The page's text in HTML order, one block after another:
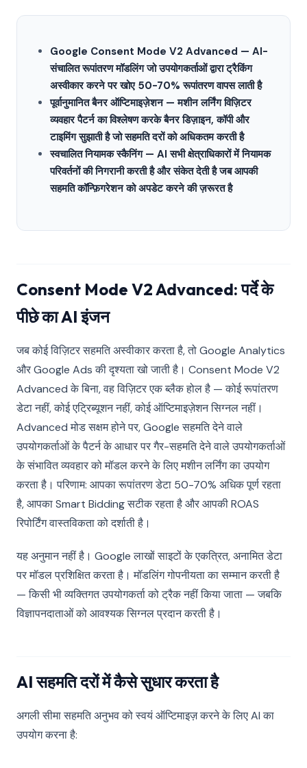
Google Consent Mode V2 Advanced — AI-
संचालित रूपांतरण मॉडलिंग जो उपयोगकर्ताओं द्वारा ट्रैकिंग
अस्वीकार करने पर खोए 50-70% रूपांतरण वापस लाती है
पूर्वानुमानित बैनर ऑप्टिमाइज़ेशन — मशीन लर्निंग विज़िटर
व्यवहार पैटर्न का विश्लेषण करके बैनर डिज़ाइन, कॉपी और
टाइमिंग सुझाती है जो सहमति दरों को अधिकतम करती है
स्वचालित नियामक स्कैनिंग — AI सभी क्षेत्राधिकारों में नियामक
परिवर्तनों की निगरानी करती है और संकेत देती है जब आपकी
सहमति कॉन्फ़िगरेशन को अपडेट करने की ज़रूरत है
Consent Mode V2 Advanced: पर्दे के
पीछे का AI इंजन
जब कोई विज़िटर सहमति अस्वीकार करता है, तो Google Analytics
और Google Ads की दृश्यता खो जाती है। Consent Mode V2
Advanced के बिना, वह विज़िटर एक ब्लैक होल है — कोई रूपांतरण
डेटा नहीं, कोई एट्रिब्यूशन नहीं, कोई ऑप्टिमाइज़ेशन सिग्नल नहीं।
Advanced मोड सक्षम होने पर, Google सहमति देने वाले
उपयोगकर्ताओं के पैटर्न के आधार पर गैर-सहमति देने वाले उपयोगकर्ताओं
के संभावित व्यवहार को मॉडल करने के लिए मशीन लर्निंग का उपयोग
करता है। परिणाम: आपका रूपांतरण डेटा 50-70% अधिक पूर्ण रहता
है, आपका Smart Bidding सटीक रहता है और आपकी ROAS
रिपोर्टिंग वास्तविकता को दर्शाती है।
यह अनुमान नहीं है। Google लाखों साइटों के एकत्रित, अनामित डेटा
पर मॉडल प्रशिक्षित करता है। मॉडलिंग गोपनीयता का सम्मान करती है
— किसी भी व्यक्तिगत उपयोगकर्ता को ट्रैक नहीं किया जाता — जबकि
विज्ञापनदाताओं को आवश्यक सिग्नल प्रदान करती है।
AI सहमति दरों में कैसे सुधार करता है
अगली सीमा सहमति अनुभव को स्वयं ऑप्टिमाइज़ करने के लिए AI का
उपयोग करना है: